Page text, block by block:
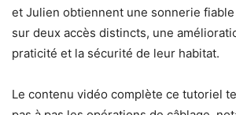
et Julien obtiennent une sonnerie
sur deux accès distincts, une
praticité et la sécurité de leur habitat.
Le contenu vidéo complète ce tutoriel